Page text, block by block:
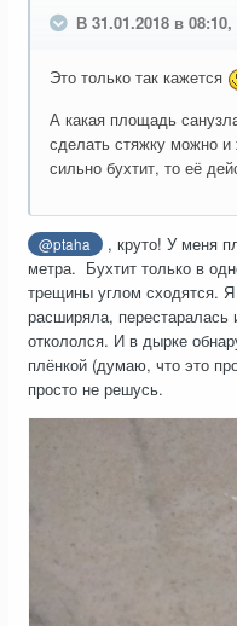
В 31.01.2018 в
Это только так кажется
А какая площадь
сделать стяжку можно
сильно бухтит, то её
@ptaha
, круто! У меня
метра. Бухтит только в
трещины углом сходятся.
расширяла,
откололся. И в дырке
плёнкой (думаю, что это
просто не решусь.